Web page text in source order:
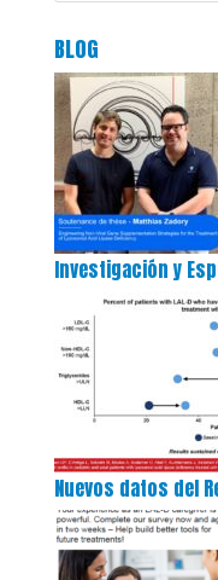
BLOG
Investigación y
Nuevos datos del